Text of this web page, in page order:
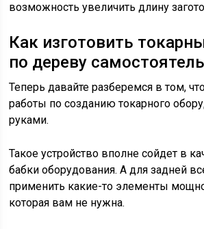
возможность увеличить длину
Как изготовить
по дереву
Теперь давайте разберемся в том,
работы по созданию токарного
руками.
Такое устройство вполне сойдет в
бабки оборудования. А для задней
применить какие-то элементы
которая вам не нужна.